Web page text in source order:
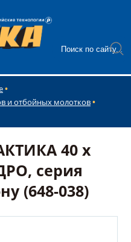
и отбойных молотков
40 х
серия
(648-038)